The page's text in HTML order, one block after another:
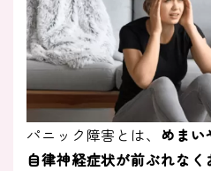
パニック障害とは、 めまい
自律神経症状が前ぶれな